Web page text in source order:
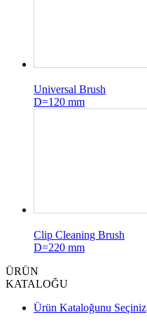
Universal Brush
D=120 mm
Clip Cleaning Brush
D=220 mm
ÜRÜN
KATALOĞU
Ürün Kataloğunu Seçiniz